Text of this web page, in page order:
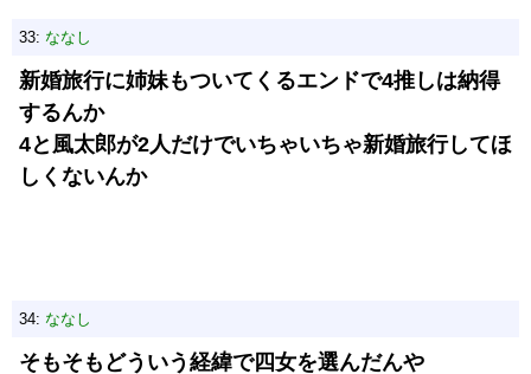
33: ななし
新婚旅行に姉妹もついてくるエンドで4推しは納得
するんか
4と風太郎が2人だけでいちゃいちゃ新婚旅行してほ
しくないんか
34: ななし
そもそもどういう経緯で四女を選んだんや